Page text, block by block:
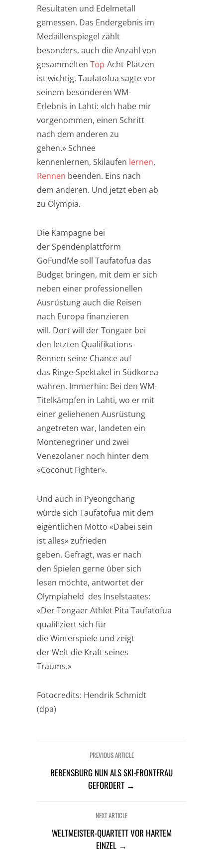
Resultaten und Edelmetall
gemessen. Das Endergebnis im
Medaillenspiegel zählt
besonders, auch die Anzahl von
gesammelten Top-Acht-Plätzen
ist wichtig. Taufatofua sagte vor
seinem besonderen WM-
Erlebnis in Lahti: «Ich habe mir
vorgenommen, einen Schritt
nach dem anderen zu
gehen.» Schnee
kennenlernen, Skilaufen lernen,
Rennen beenden. Eins nach
dem anderen. Und jetzt eben ab
zu Olympia.
Die Kampagne bei
der Spendenplattform
GoFundMe soll Taufatofua das
Budget bringen, mit dem er sich
neben einer professionellen
Ausrüstung auch die Reisen
nach Europa finanzieren
will. Dort will der Tongaer bei
den letzten Qualifikations-
Rennen seine Chance auf
das Ringe-Spektakel in Südkorea
wahren. Immerhin: Bei den WM-
Titelkämpfen in Lahti, wo er mit
einer geliehenen Ausrüstung
angetreten war, landeten ein
Montenegriner und zwei
Venezolaner noch hinter dem
«Coconut Fighter».
Und auch in Pyeongchang
würde sich Taufatofua mit dem
eigentlichen Motto «Dabei sein
ist alles» zufrieden
geben. Gefragt, was er nach
den Spielen gerne über sich
lesen möchte, antwortet der
Olympiaheld des Inselstaates:
«Der Tongaer Athlet Pita Taufatofua
qualifiziert sich für
die Winterspiele und zeigt
der Welt die Kraft seines
Traums.»
Fotocredits: Hendrik Schmidt
(dpa)
PREVIOUS ARTICLE
REBENSBURG NUN ALS SKI-FRONTFRAU
GEFORDERT →
NEXT ARTICLE
WELTMEISTER-QUARTETT VOR HARTEM
EINZEL →